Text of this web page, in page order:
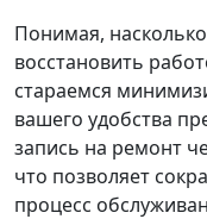
Понимая,
восстановить
стараемся
вашего удобства
запись на ремонт
что позволяет
процесс